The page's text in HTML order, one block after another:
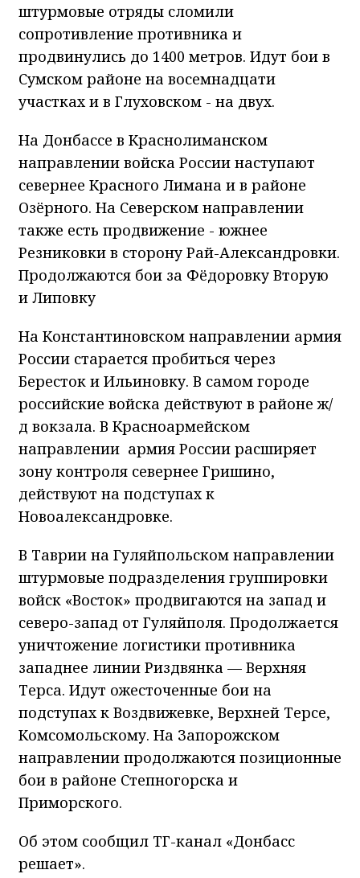
штурмовые отряды сломили
сопротивление противника и
продвинулись до 1400 метров. Идут бои в
Сумском районе на восемнадцати
участках и в Глуховском - на двух.
На Донбассе в Краснолиманском
направлении войска России наступают
севернее Красного Лимана и в районе
Озёрного. На Северском направлении
также есть продвижение - южнее
Резниковки в сторону Рай-Александровки.
Продолжаются бои за Фёдоровку Вторую
и Липовку
На Константиновском направлении армия
России старается пробиться через
Бересток и Ильиновку. В самом городе
российские войска действуют в районе ж/
д вокзала. В Красноармейском
направлении армия России расширяет
зону контроля севернее Гришино,
действуют на подступах к
Новоалександровке.
В Таврии на Гуляйпольском направлении
штурмовые подразделения группировки
войск «Восток» продвигаются на запад и
северо-запад от Гуляйполя. Продолжается
уничтожение логистики противника
западнее линии Риздвянка — Верхняя
Терса. Идут ожесточенные бои на
подступах к Воздвижевке, Верхней Терсе,
Комсомольскому. На Запорожском
направлении продолжаются позиционные
бои в районе Степногорска и
Приморского.
Об этом сообщил ТГ-канал «Донбасс
решает».